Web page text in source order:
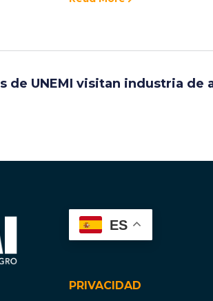
de UNEMI visitan industria de
ES
PRIVACIDAD